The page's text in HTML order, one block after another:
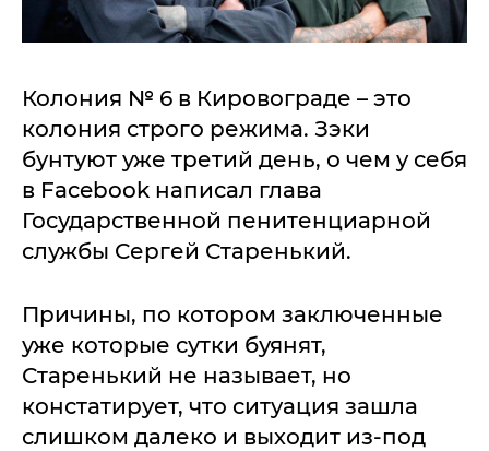
Колония № 6 в Кировограде – это
колония строго режима. Зэки
бунтуют уже третий день, о чем у себя
в Facebook написал глава
Государственной пенитенциарной
службы Сергей Старенький.
Причины, по котором заключенные
уже которые сутки буянят,
Старенький не называет, но
констатирует, что ситуация зашла
слишком далеко и выходит из-под